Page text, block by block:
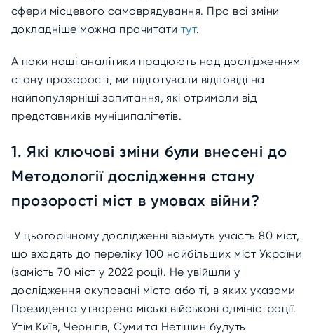
сфери місцевого самоврядування. Про всі зміни
докладніше можна прочитати тут.
А поки наші аналітики працюють над дослідженням
стану прозорості, ми підготували відповіді на
найпопулярніші запитання, які отримали від
представників муніципалітетів.
1. Які ключові зміни були внесені до
Методології дослідження стану
прозорості міст в умовах війни?
У цьогорічному дослідженні візьмуть участь 80 міст,
що входять до переліку 100 найбільших міст України
(замість 70 міст у 2022 році). Не увійшли у
дослідження окуповані міста або ті, в яких указами
Президента утворено міські військові адміністрації.
Утім Київ, Чернігів, Суми та Нетішин будуть